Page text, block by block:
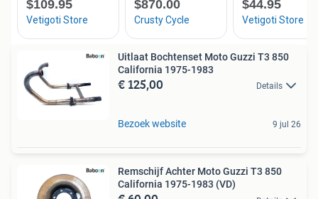
Uitlaat Bochtenset Moto Guzzi T3 850
California 1975-1983
€ 125,00 Details
Bezoek website 9 jul 26
Remschijf Achter Moto Guzzi T3 850
California 1975-1983 (VD)